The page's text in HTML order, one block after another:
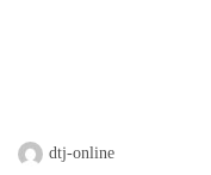
dtj-online